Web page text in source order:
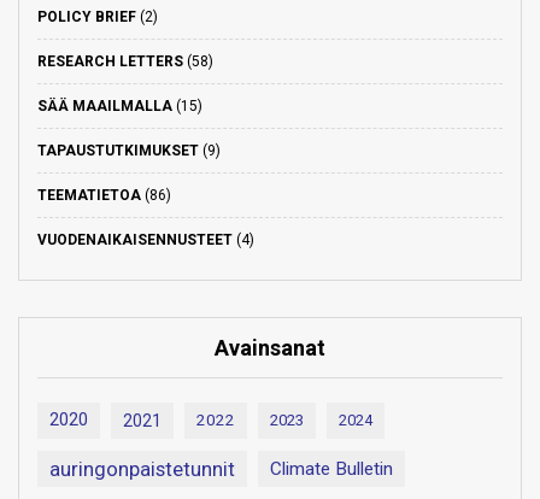
POLICY BRIEF (2)
RESEARCH LETTERS (58)
SÄÄ MAAILMALLA (15)
TAPAUSTUTKIMUKSET (9)
TEEMATIETOA (86)
VUODENAIKAISENNUSTEET (4)
Avainsanat
2020 2021 2022 2023 2024
auringonpaistetunnit Climate Bulletin